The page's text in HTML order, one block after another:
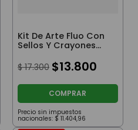
Kit De Arte Fluo Con
Sellos Y Crayones
$ 17.300 $13.800
COMPRAR
Precio sin impuestos
nacionales: $ 11.404,96